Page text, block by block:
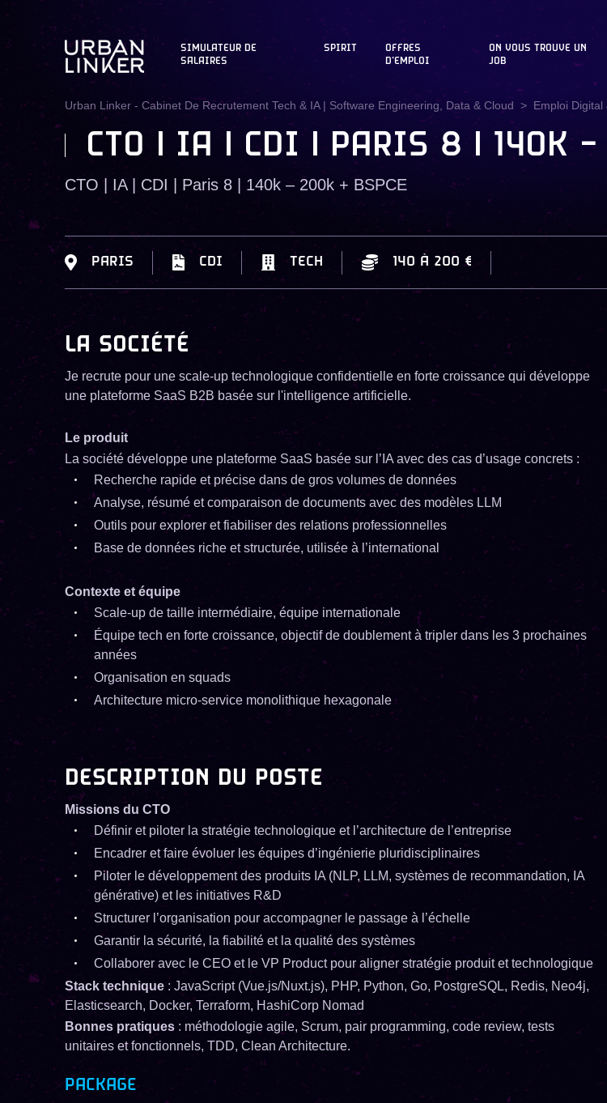
SIMULATEUR DE
SALAIRES
SPIRIT
OFFRES
D'EMPLOI
ON VOUS TROUVE UN
JOB
Urban Linker - Cabinet De Recrutement Tech & IA | Software Engineering, Data & Cloud Emploi Digital
CTO | IA | CDI | PARIS 8 | 140K
CTO | IA | CDI | Paris 8 | 140k – 200k + BSPCE
PARIS CDI TECH 140 À 200 €
LA SOCIÉTÉ
Je recrute pour une scale-up technologique confidentielle en forte croissance qui développe
une plateforme SaaS B2B basée sur l'intelligence artificielle.
Le produit
La société développe une plateforme SaaS basée sur l’IA avec des cas d’usage concrets :
Recherche rapide et précise dans de gros volumes de données
Analyse, résumé et comparaison de documents avec des modèles LLM
Outils pour explorer et fiabiliser des relations professionnelles
Base de données riche et structurée, utilisée à l’international
Contexte et équipe
Scale-up de taille intermédiaire, équipe internationale
Équipe tech en forte croissance, objectif de doublement à tripler dans les 3 prochaines
années
Organisation en squads
Architecture micro-service monolithique hexagonale
DESCRIPTION DU POSTE
Missions du CTO
Définir et piloter la stratégie technologique et l’architecture de l’entreprise
Encadrer et faire évoluer les équipes d’ingénierie pluridisciplinaires
Piloter le développement des produits IA (NLP, LLM, systèmes de recommandation, IA
générative) et les initiatives R&D
Structurer l’organisation pour accompagner le passage à l’échelle
Garantir la sécurité, la fiabilité et la qualité des systèmes
Collaborer avec le CEO et le VP Product pour aligner stratégie produit et technologique
Stack technique: JavaScript (Vue.js/Nuxt.js), PHP, Python, Go, PostgreSQL, Redis, Neo4j,
Elasticsearch, Docker, Terraform, HashiCorp Nomad
Bonnes pratiques: méthodologie agile, Scrum, pair programming, code review, tests
unitaires et fonctionnels, TDD, Clean Architecture.
PACKAGE